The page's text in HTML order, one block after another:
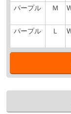
パープル
Ｍ
パープル
Ｌ